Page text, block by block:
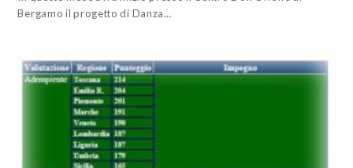
Bergamo il progetto di Danza…